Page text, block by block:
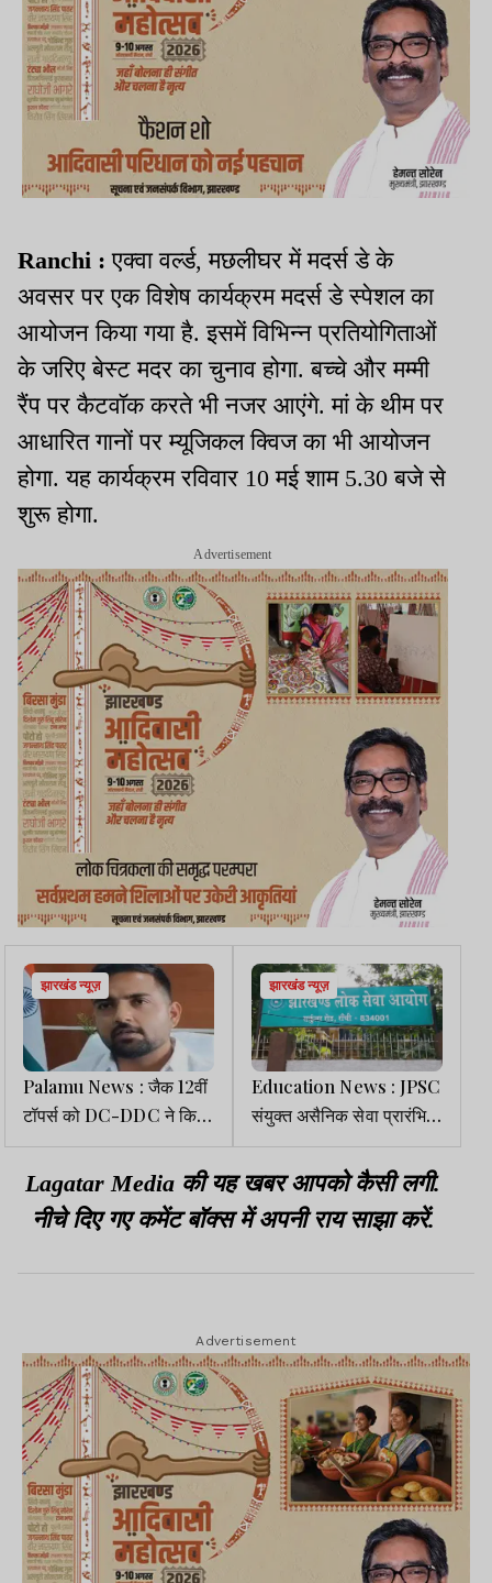
Ranchi :एक्वा वर्ल्ड, मछलीघर में मदर्स डे के
अवसर पर एक विशेष कार्यक्रम मदर्स डे स्पेशल का
आयोजन किया गया है. इसमें विभिन्न प्रतियोगिताओं
के जरिए बेस्ट मदर का चुनाव होगा. बच्चे और मम्मी
रैंप पर कैटवॉक करते भी नजर आएंगे. मां के थीम पर
आधारित गानों पर म्यूजिकल क्विज का भी आयोजन
होगा. यह कार्यक्रम रविवार 10 मई शाम 5.30 बजे से
शुरू होगा.
Advertisement
झारखंड न्यूज़
Palamu News : जैक 12वीं
टॉपर्स को DC-DDC ने किया
सम्मानित, छात्रों को दिया
सफलता का मंत्र
झारखंड न्यूज़
Education News : JPSC
संयुक्त असैनिक सेवा प्रारंभिक
परीक्षा 17 मई को
Lagatar Media की यह खबर आपको कैसी लगी.
नीचे दिए गए कमेंट बॉक्स में अपनी राय साझा करें.
Advertisement